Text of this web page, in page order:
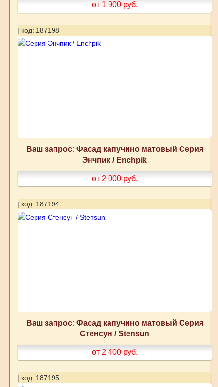
от 1 900 руб.
| код: 187198
Ваш запрос: Фасад капучино матовый Серия
Энчпик / Enchpik
от 2 000 руб.
| код: 187194
Ваш запрос: Фасад капучино матовый Серия
Стенсун / Stensun
от 2 400 руб.
| код: 187195